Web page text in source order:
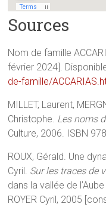
Sources
Nom de famille
février 2024].
de-famille/
MILLET, Laurent,
Christophe. Les noms
Culture, 2006. ISBN
ROUX, Gérald. Une
Cyril. Sur les traces de
dans la vallée de
ROYER Cyril, 2005